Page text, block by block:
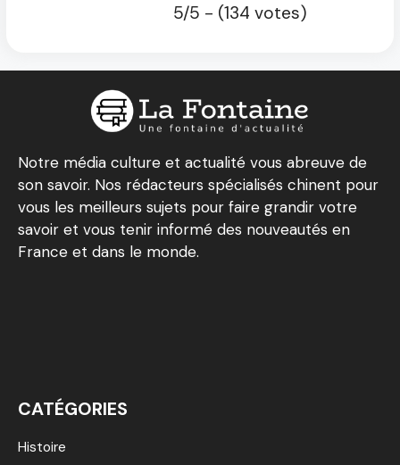
5/5 - (134 votes)
Notre média culture et actualité vous abreuve de
son savoir. Nos rédacteurs spécialisés chinent pour
vous les meilleurs sujets pour faire grandir votre
savoir et vous tenir informé des nouveautés en
France et dans le monde.
CATÉGORIES
Histoire